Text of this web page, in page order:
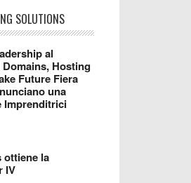
SOLUTIONS
al
Hosting
Future Fiera
una
Imprenditrici
ottiene la
IV